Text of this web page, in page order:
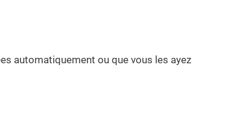
automatiquement ou que vous les ayez